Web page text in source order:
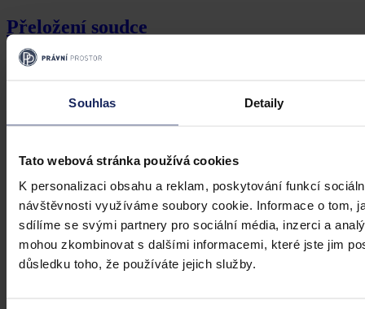
Souhlas Detaily
Tato webová stránka používá cookies
K personalizaci obsahu a reklam, poskytování funkcí
návštěvnosti využíváme soubory cookie. Informace o tom,
sdílíme se svými partnery pro sociální média, inzerci a
mohou zkombinovat s dalšími informacemi, které jste jim
důsledku toho, že používáte jejich služby.
Přeložení soudce
Předseda soudu může přeložit soudce na jinou agendu i bez jeho